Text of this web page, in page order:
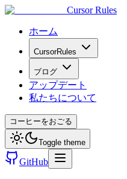
Cursor Rules
ホーム
CursorRules
ブログ
アップデート
私たちについて
コーヒーをおごる
Toggle theme
GitHub